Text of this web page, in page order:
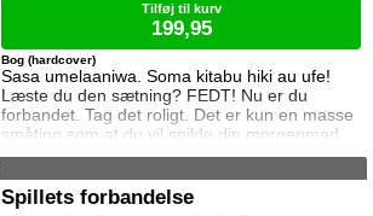
Sasa umelaaniwa. Soma kitabu hiki au ufe!
Læste du den sætning? FEDT! Nu er du
forbandet. Tag det roligt. Det er kun en masse
småting som at du vil spilde din morgenmad,
misse bussen og glemme din pung. Det er
forbandelse der rammer de seks børn i den
her bog. Mads, Uffe og deres venner bliver
Bog (hardcover)
Tilføj til kurv
199,95
Spillets forbandelse